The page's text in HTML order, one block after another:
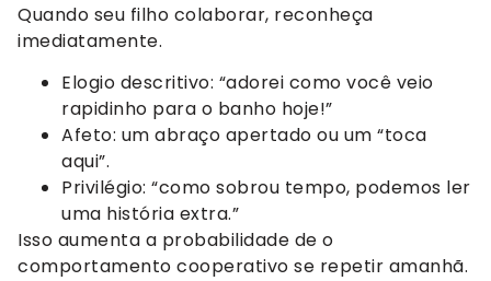
Quando seu filho colaborar, reconheça
imediatamente.
Elogio descritivo: “adorei como você veio
rapidinho para o banho hoje!”
Afeto: um abraço apertado ou um “toca
aqui”.
Privilégio: “como sobrou tempo, podemos ler
uma história extra.”
Isso aumenta a probabilidade de o
comportamento cooperativo se repetir amanhã.